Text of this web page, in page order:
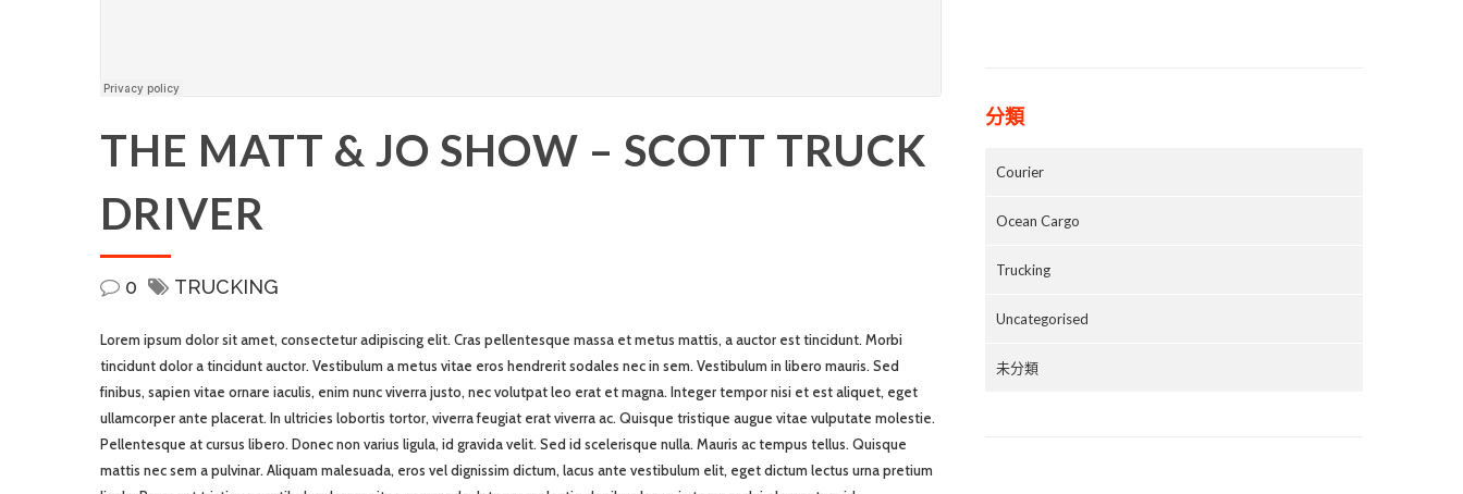
THE MATT & JO SHOW – SCOTT TRUCK
DRIVER
0 TRUCKING
Lorem ipsum dolor sit amet, consectetur adipiscing elit. Cras pellentesque massa et metus mattis, a auctor est tincidunt. Morbi
tincidunt dolor a tincidunt auctor. Vestibulum a metus vitae eros hendrerit sodales nec in sem. Vestibulum in libero mauris. Sed
finibus, sapien vitae ornare iaculis, enim nunc viverra justo, nec volutpat leo erat et magna. Integer tempor nisi et est aliquet, eget
ullamcorper ante placerat. In ultricies lobortis tortor, viverra feugiat erat viverra ac. Quisque tristique augue vitae vulputate molestie.
Pellentesque at cursus libero. Donec non varius ligula, id gravida velit. Sed id scelerisque nulla. Mauris ac tempus tellus. Quisque
mattis nec sem a pulvinar. Aliquam malesuada, eros vel dignissim dictum, lacus ante vestibulum elit, eget dictum lectus urna pretium
分類
Courier
Ocean Cargo
Trucking
Uncategorised
未分類